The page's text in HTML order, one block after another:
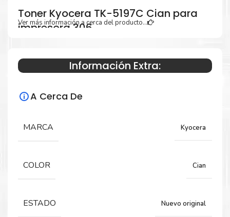
Toner Kyocera TK-5197C Cian para
impresora 306
Especificaciones Técnicas
Para impresoras:
306ci.
Ver más información a cerca del producto...
Información Extra:
A Cerca De
MARCA Kyocera
COLOR Cian
ESTADO Nuevo original